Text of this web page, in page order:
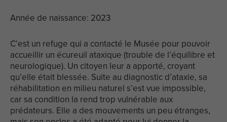
Année de naissance: 2023
C’est un refuge qui a contacté le Musée pour pouvoir
accueillir un écureuil ataxique (trouble de l’équilibre et
neurologique). Un citoyen leur a apporté, croyant
qu’elle était blessée. Suite au diagnostic d’ataxie, sa
réhabilitation en milieu naturel s’est vue impossible,
car sa condition la rend trop vulnérable aux
prédateurs. Elle a des mouvements un peu étranges,